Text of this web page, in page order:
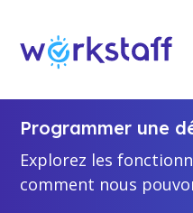
et en planifiant l'équipe
Programmer une
Explorez les
comment nous